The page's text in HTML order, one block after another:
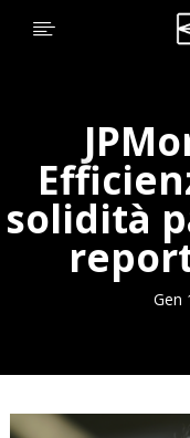

solidità
Gen